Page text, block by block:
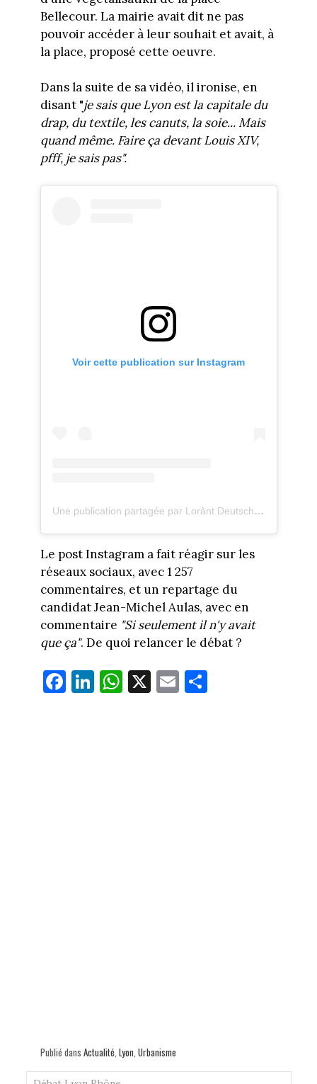
Bellecour. La mairie avait dit ne pas
pouvoir accéder à leur souhait et avait, à
la place, proposé cette oeuvre.
Dans la suite de sa vidéo, il ironise, en
disant "je sais que Lyon est la capitale du
drap, du textile, les canuts, la soie... Mais
quand même. Faire ça devant Louis XIV,
pfff, je sais pas".
Voir cette publication sur Instagram
Une publication partagée par Lorànt Deutsch (@lorantdeutschofficiel)
Le post Instagram a fait réagir sur les
réseaux sociaux, avec 1 257
commentaires, et un repartage du
candidat Jean-Michel Aulas, avec en
commentaire "Si seulement il n'y avait
que ça". De quoi relancer le débat ?
Fa
ce
Li
nk
W
ha
X E
m
Pa
rt
Publié dans Actualité Lyon Urbanisme